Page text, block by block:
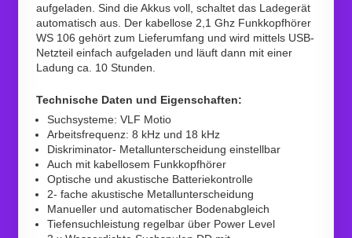
aufgeladen. Sind die Akkus voll, schaltet das Ladegerät
automatisch aus. Der kabellose 2,1 Ghz Funkkopfhörer
WS 106 gehört zum Lieferumfang und wird mittels USB-
Netzteil einfach aufgeladen und läuft dann mit einer
Ladung ca. 10 Stunden.
Technische Daten und Eigenschaften:
Suchsysteme: VLF Motio
Arbeitsfrequenz: 8 kHz und 18 kHz
Diskriminator- Metallunterscheidung einstellbar
Auch mit kabellosem Funkkopfhörer
Optische und akustische Batteriekontrolle
2- fache akustische Metallunterscheidung
Manueller und automatischer Bodenabgleich
Tiefensuchleistung regelbar über Power Level